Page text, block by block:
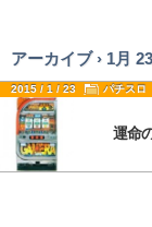
アーカイブ › 1月
2015 / 1 / 23 パチスロ
運命